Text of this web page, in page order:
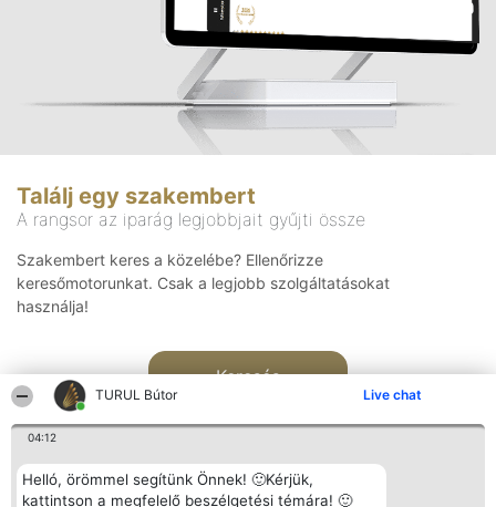
TURUL Bútor Live chat
04:12
Helló, örömmel segítünk Önnek! 🙂Kérjük,
kattintson a megfelelő beszélgetési témára! 🙂
Találj egy szakembert
A rangsor az iparág legjobbjait gyűjti össze
Szakembert keres a közelébe? Ellenőrizze
keresőmotorunkat. Csak a legjobb szolgáltatásokat
használja!
Keresés